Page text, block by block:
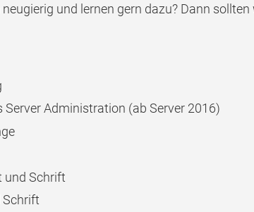
und lernen gern dazu? Dann
Administration (ab Server 2016)
und Schrift
Schrift